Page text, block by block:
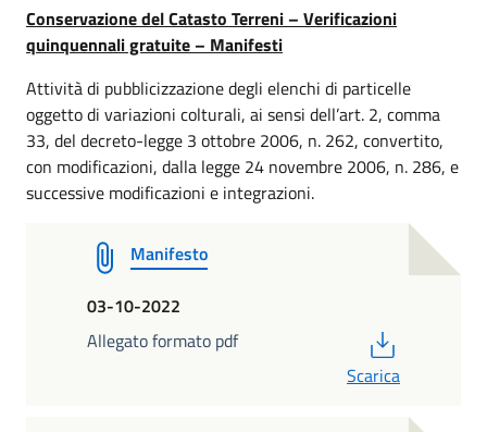
Conservazione del Catasto Terreni – Verificazioni
quinquennali gratuite – Manifesti
Attività di pubblicizzazione degli elenchi di particelle
oggetto di variazioni colturali, ai sensi dell’art. 2, comma
33, del decreto-legge 3 ottobre 2006, n. 262, convertito,
con modificazioni, dalla legge 24 novembre 2006, n. 286, e
successive modificazioni e integrazioni.
Manifesto
03-10-2022
Allegato formato pdf
Scarica